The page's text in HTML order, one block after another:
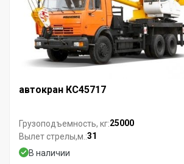
автокран КС45717
Грузоподъемность, кг:25000
Вылет стрелы,м.:31
В наличии